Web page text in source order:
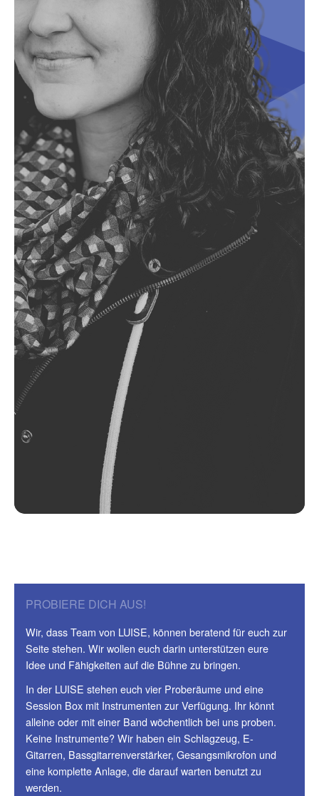
PROBIERE DICH AUS!
Wir, dass Team von LUISE, können beratend für euch zur
Seite stehen. Wir wollen euch darin unterstützen eure
Idee und Fähigkeiten auf die Bühne zu bringen.
In der LUISE stehen euch vier Proberäume und eine
Session Box mit Instrumenten zur Verfügung. Ihr könnt
alleine oder mit einer Band wöchentlich bei uns proben.
Keine Instrumente? Wir haben ein Schlagzeug, E-
Gitarren, Bassgitarrenverstärker, Gesangsmikrofon und
eine komplette Anlage, die darauf warten benutzt zu
werden.